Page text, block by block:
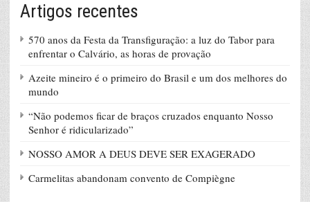
Artigos recentes
570 anos da Festa da Transfiguração: a luz do Tabor para
enfrentar o Calvário, as horas de provação
Azeite mineiro é o primeiro do Brasil e um dos melhores do
mundo
“Não podemos ficar de braços cruzados enquanto Nosso
Senhor é ridicularizado”
NOSSO AMOR A DEUS DEVE SER EXAGERADO
Carmelitas abandonam convento de Compiègne